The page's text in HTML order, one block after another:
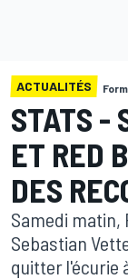
ACTUALITÉS
STATS -
ET RED
DES
Samedi matin,
Sebastian
quitter l'écurie